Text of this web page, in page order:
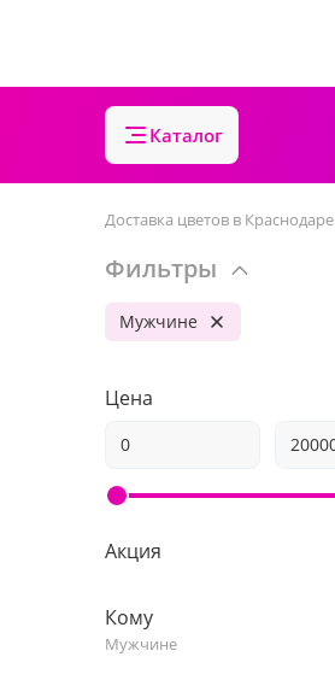
Каталог
Доставка цветов в Краснодаре
Фильтры
Мужчине
Цена
Акция
Кому
Мужчине